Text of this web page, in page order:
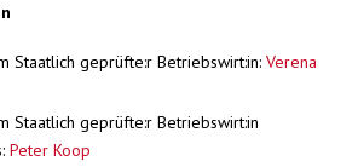
Staatlich geprüfte:r Betriebswirt:in: Verena
Staatlich geprüfte:r Betriebswirt:in
Peter Koop